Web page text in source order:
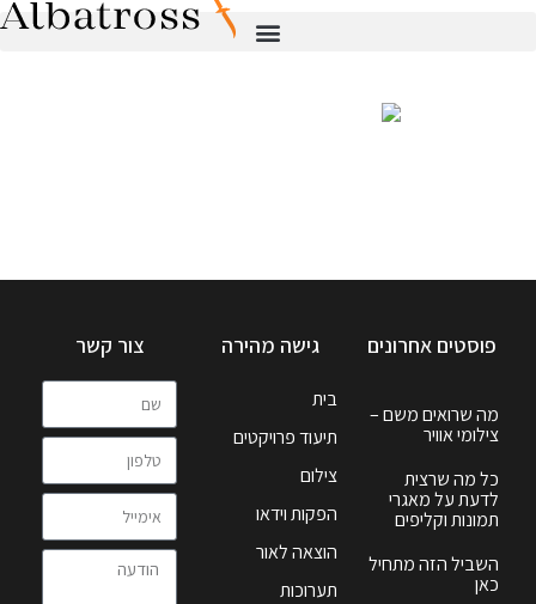
פוסטים אחרונים
מה שרואים משם –
צילומי אוויר
כל מה שרצית
לדעת על מאגרי
תמונות וקליפים
השביל הזה מתחיל
כאן
גישה מהירה
בית
תיעוד פרויקטים
צילום
הפקות וידאו
הוצאה לאור
תערוכות
צור קשר